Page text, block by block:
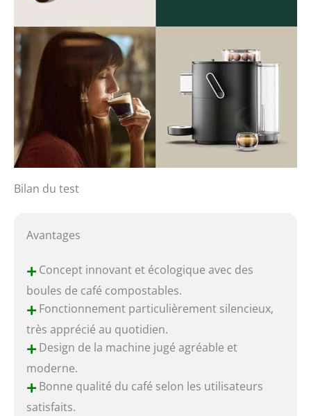
Bilan du test
Avantages
+Concept innovant et écologique avec des
boules de café compostables.
+Fonctionnement particulièrement silencieux,
très apprécié au quotidien.
+Design de la machine jugé agréable et
moderne.
+Bonne qualité du café selon les utilisateurs
satisfaits.